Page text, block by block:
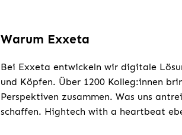
Warum Exxeta
Bei Exxeta entwickeln wir digitale
und Köpfen. Über 1200 Kolleg:innen
Perspektiven zusammen. Was uns
schaffen. Hightech with a heartbeat